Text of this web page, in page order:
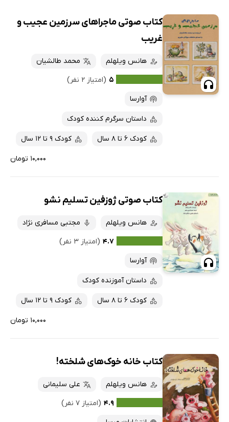
کتاب صوتی ماجراهای سرزمین عجیب و
غریب
هانس ویلهلم
محمد طالشیان
۵ (امتیاز ۲ نفر)
آوارسا
داستان سرگرم کننده کودک
کودک 6 تا 8 سال کودک 9 تا 12 سال
۱۰,۰۰۰ تومان
کتاب صوتی ژوزفین تسلیم نشو
هانس ویلهلم
مجتبی مسافری نژاد
۴.۷ (امتیاز ۳ نفر)
آوارسا
داستان آموزنده کودک
کودک 6 تا 8 سال کودک 9 تا 12 سال
۱۰,۰۰۰ تومان
کتاب خانه خوک‌های شلخته!
هانس ویلهلم
علی سلیمانی
۴.۹ (امتیاز ۷ نفر)